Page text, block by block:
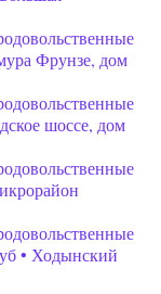
Фрунзе, дом
шоссе, дом
• Ходынский